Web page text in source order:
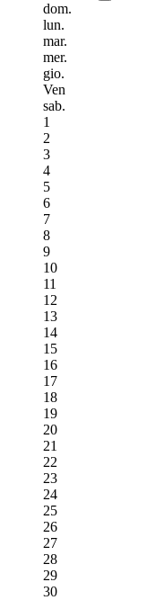
dom.
lun.
mar.
mer.
gio.
Ven
sab.
1
2
3
4
5
6
7
8
9
10
11
12
13
14
15
16
17
18
19
20
21
22
23
24
25
26
27
28
29
30